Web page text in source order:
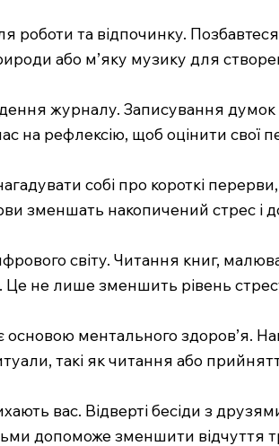
та відпочинку. Позбавтеся
або м’яку музику для
журналу. Записування думок
на рефлексію, щоб оцінити свої
собі про короткі
зменшать накопичений стрес і
світу. Читання книг,
не лише зменшить рівень
основою ментального здоров’я.
такі як читання або
вас. Відверті бесіди з
допоможе зменшити відчуття